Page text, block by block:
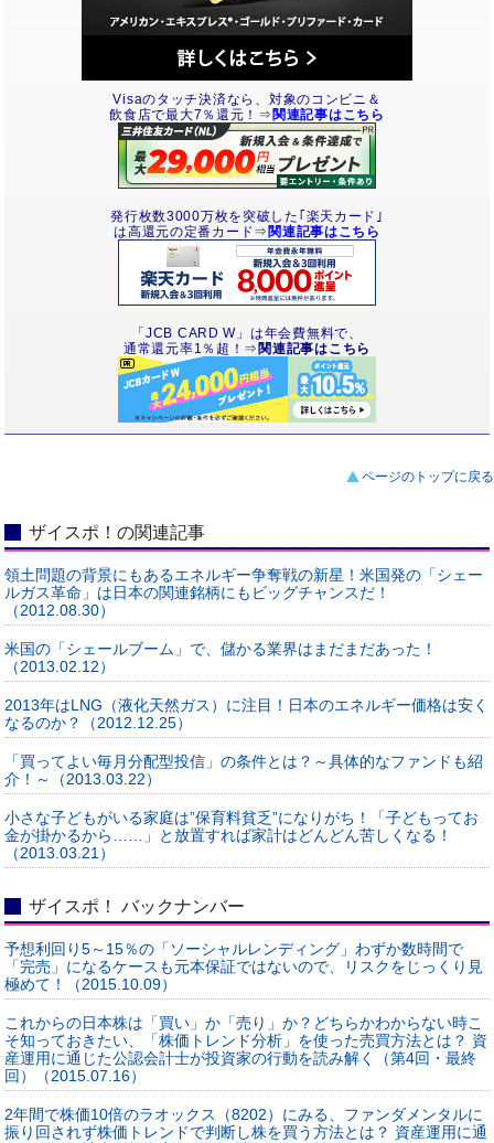
Visaのタッチ決済なら、対象のコンビニ＆
飲食店で最大7％還元！⇒ 関連記事はこちら
発行枚数3000万枚を突破した｢楽天カード｣
は高還元の定番カード⇒ 関連記事はこちら
「JCB CARD W」は年会費無料で、
通常還元率1％超！⇒ 関連記事はこちら
ページのトップに戻る
ザイスポ！の関連記事
領土問題の背景にもあるエネルギー争奪戦の新星！米国発の「シェー
ルガス革命」は日本の関連銘柄にもビッグチャンスだ！
（2012.08.30）
米国の「シェールブーム」で、儲かる業界はまだまだあった！
（2013.02.12）
2013年はLNG（液化天然ガス）に注目！日本のエネルギー価格は安く
なるのか？（2012.12.25）
「買ってよい毎月分配型投信」の条件とは？～具体的なファンドも紹
介！～（2013.03.22）
小さな子どもがいる家庭は”保育料貧乏”になりがち！「子どもってお
金が掛かるから……」と放置すれば家計はどんどん苦しくなる！
（2013.03.21）
ザイスポ！ バックナンバー
予想利回り5～15％の「ソーシャルレンディング」わずか数時間で
「完売」になるケースも元本保証ではないので、リスクをじっくり見
極めて！（2015.10.09）
これからの日本株は「買い」か「売り」か？どちらかわからない時こ
そ知っておきたい、「株価トレンド分析」を使った売買方法とは？ 資
産運用に通じた公認会計士が投資家の行動を読み解く（第4回・最終
回）（2015.07.16）
2年間で株価10倍のラオックス（8202）にみる、ファンダメンタルに
振り回されず株価トレンドで判断し株を買う方法とは？ 資産運用に通